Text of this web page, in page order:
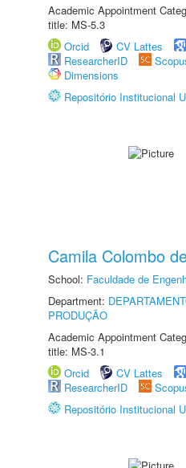
Academic Appointment
title: MS-5.3
Orcid
CV Lattes
ResearcherID
Dimensions
Repositório Institucional
Camila Colombo
School: Faculdade de
Department:
PRODUÇÃO
Academic Appointment
title: MS-3.1
Orcid
CV Lattes
ResearcherID
Repositório Institucional